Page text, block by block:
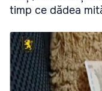
timp ce dădea